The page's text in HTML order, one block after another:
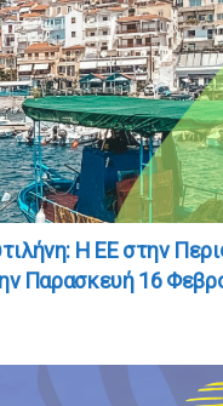
Η ΕΕ στην
Παρασκευή 16